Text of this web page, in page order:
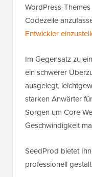
WordPress-
Codezeile
Entwickler
Im Gegensatz zu
ein schwerer
ausgelegt,
starken Anwärter
Sorgen um Core
Geschwindigkeit
SeedProd bietet
professionell